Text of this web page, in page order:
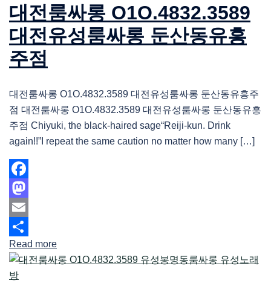
대전룸싸롱 O1O.4832.3589
대전유성룸싸롱 둔산동유흥
주점
대전룸싸롱 O1O.4832.3589 대전유성룸싸롱 둔산동유흥주
점 대전룸싸롱 O1O.4832.3589 대전유성룸싸롱 둔산동유흥
주점 Chiyuki, the black-haired sage“Reiji-kun. Drink
again!!”I repeat the same caution no matter how many […]
Facebook
Mastodon
Email
Share
Read more